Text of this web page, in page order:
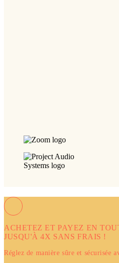
ACHETEZ ET PAYEZ EN
JUSQU'À 4X SANS FRAIS !
Réglez de manière sûre et sécurisée